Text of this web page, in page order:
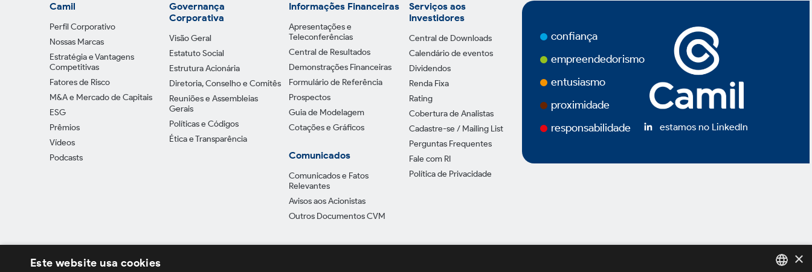
Camil
Perfil Corporativo
Nossas Marcas
Estratégia e Vantagens
Competitivas
Fatores de Risco
M&A e Mercado de Capitais
ESG
Prêmios
Vídeos
Podcasts
Governança
Corporativa
Visão Geral
Estatuto Social
Estrutura Acionária
Diretoria, Conselho e Comitês
Reuniões e Assembleias
Gerais
Políticas e Códigos
Ética e Transparência
Informações Financeiras
Apresentações e
Teleconferências
Central de Resultados
Demonstrações Financeiras
Formulário de Referência
Prospectos
Guia de Modelagem
Cotações e Gráficos
Comunicados
Comunicados e Fatos
Relevantes
Avisos aos Acionistas
Outros Documentos CVM
Serviços aos
Investidores
Central de Downloads
Calendário de eventos
Dividendos
Renda Fixa
Rating
Cobertura de Analistas
Cadastre-se / Mailing List
Perguntas Frequentes
Fale com RI
Política de Privacidade
confiança
empreendedorismo
entusiasmo
proximidade
responsabilidade
estamos no LinkedIn
×
Este website usa cookies